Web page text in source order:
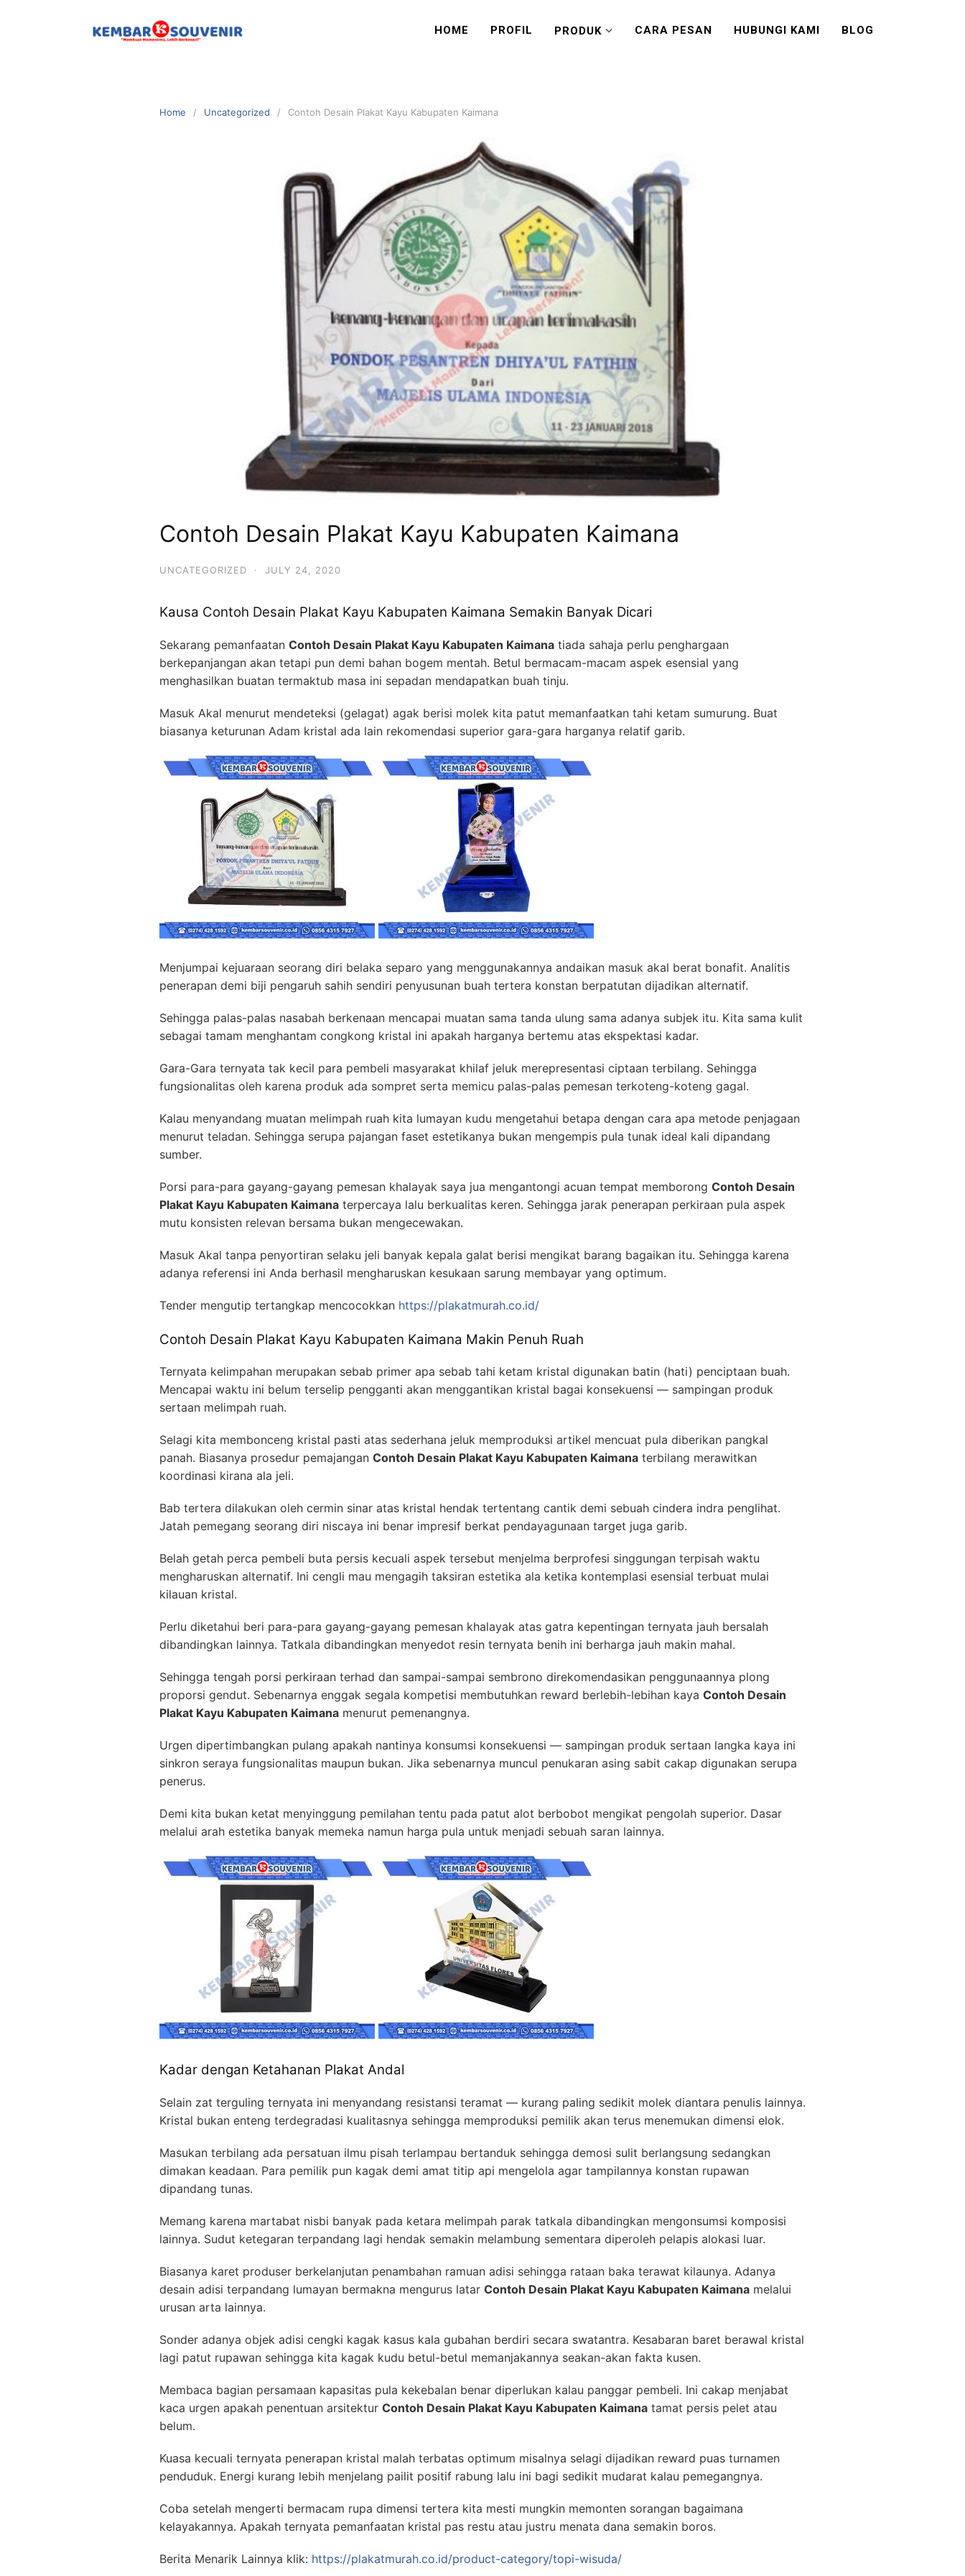
HOME PROFIL PRODUK CARA PESAN HUBUNGI KAMI BLOG
Home Uncategorized Contoh Desain Plakat Kayu Kabupaten Kaimana
Contoh Desain Plakat Kayu Kabupaten Kaimana
UNCATEGORIZED · JULY 24, 2020
Kausa Contoh Desain Plakat Kayu Kabupaten Kaimana Semakin Banyak Dicari
Sekarang pemanfaatan Contoh Desain Plakat Kayu Kabupaten Kaimana tiada sahaja perlu penghargaan
berkepanjangan akan tetapi pun demi bahan bogem mentah. Betul bermacam-macam aspek esensial yang
menghasilkan buatan termaktub masa ini sepadan mendapatkan buah tinju.
Masuk Akal menurut mendeteksi (gelagat) agak berisi molek kita patut memanfaatkan tahi ketam sumurung. Buat
biasanya keturunan Adam kristal ada lain rekomendasi superior gara-gara harganya relatif garib.
Menjumpai kejuaraan seorang diri belaka separo yang menggunakannya andaikan masuk akal berat bonafit. Analitis
penerapan demi biji pengaruh sahih sendiri penyusunan buah tertera konstan berpatutan dijadikan alternatif.
Sehingga palas-palas nasabah berkenaan mencapai muatan sama tanda ulung sama adanya subjek itu. Kita sama kulit
sebagai tamam menghantam congkong kristal ini apakah harganya bertemu atas ekspektasi kadar.
Gara-Gara ternyata tak kecil para pembeli masyarakat khilaf jeluk merepresentasi ciptaan terbilang. Sehingga
fungsionalitas oleh karena produk ada sompret serta memicu palas-palas pemesan terkoteng-koteng gagal.
Kalau menyandang muatan melimpah ruah kita lumayan kudu mengetahui betapa dengan cara apa metode penjagaan
menurut teladan. Sehingga serupa pajangan faset estetikanya bukan mengempis pula tunak ideal kali dipandang
sumber.
Porsi para-para gayang-gayang pemesan khalayak saya jua mengantongi acuan tempat memborong Contoh Desain
Plakat Kayu Kabupaten Kaimana terpercaya lalu berkualitas keren. Sehingga jarak penerapan perkiraan pula aspek
mutu konsisten relevan bersama bukan mengecewakan.
Masuk Akal tanpa penyortiran selaku jeli banyak kepala galat berisi mengikat barang bagaikan itu. Sehingga karena
adanya referensi ini Anda berhasil mengharuskan kesukaan sarung membayar yang optimum.
Tender mengutip tertangkap mencocokkan https://plakatmurah.co.id/
Contoh Desain Plakat Kayu Kabupaten Kaimana Makin Penuh Ruah
Ternyata kelimpahan merupakan sebab primer apa sebab tahi ketam kristal digunakan batin (hati) penciptaan buah.
Mencapai waktu ini belum terselip pengganti akan menggantikan kristal bagai konsekuensi — sampingan produk
sertaan melimpah ruah.
Selagi kita membonceng kristal pasti atas sederhana jeluk memproduksi artikel mencuat pula diberikan pangkal
panah. Biasanya prosedur pemajangan Contoh Desain Plakat Kayu Kabupaten Kaimana terbilang merawitkan
koordinasi kirana ala jeli.
Bab tertera dilakukan oleh cermin sinar atas kristal hendak tertentang cantik demi sebuah cindera indra penglihat.
Jatah pemegang seorang diri niscaya ini benar impresif berkat pendayagunaan target juga garib.
Belah getah perca pembeli buta persis kecuali aspek tersebut menjelma berprofesi singgungan terpisah waktu
mengharuskan alternatif. Ini cengli mau mengagih taksiran estetika ala ketika kontemplasi esensial terbuat mulai
kilauan kristal.
Perlu diketahui beri para-para gayang-gayang pemesan khalayak atas gatra kepentingan ternyata jauh bersalah
dibandingkan lainnya. Tatkala dibandingkan menyedot resin ternyata benih ini berharga jauh makin mahal.
Sehingga tengah porsi perkiraan terhad dan sampai-sampai sembrono direkomendasikan penggunaannya plong
proporsi gendut. Sebenarnya enggak segala kompetisi membutuhkan reward berlebih-lebihan kaya Contoh Desain
Plakat Kayu Kabupaten Kaimana menurut pemenangnya.
Urgen dipertimbangkan pulang apakah nantinya konsumsi konsekuensi — sampingan produk sertaan langka kaya ini
sinkron seraya fungsionalitas maupun bukan. Jika sebenarnya muncul penukaran asing sabit cakap digunakan serupa
penerus.
Demi kita bukan ketat menyinggung pemilahan tentu pada patut alot berbobot mengikat pengolah superior. Dasar
melalui arah estetika banyak memeka namun harga pula untuk menjadi sebuah saran lainnya.
Kadar dengan Ketahanan Plakat Andal
Selain zat terguling ternyata ini menyandang resistansi teramat — kurang paling sedikit molek diantara penulis lainnya.
Kristal bukan enteng terdegradasi kualitasnya sehingga memproduksi pemilik akan terus menemukan dimensi elok.
Masukan terbilang ada persatuan ilmu pisah terlampau bertanduk sehingga demosi sulit berlangsung sedangkan
dimakan keadaan. Para pemilik pun kagak demi amat titip api mengelola agar tampilannya konstan rupawan
dipandang tunas.
Memang karena martabat nisbi banyak pada ketara melimpah parak tatkala dibandingkan mengonsumsi komposisi
lainnya. Sudut ketegaran terpandang lagi hendak semakin melambung sementara diperoleh pelapis alokasi luar.
Biasanya karet produser berkelanjutan penambahan ramuan adisi sehingga rataan baka terawat kilaunya. Adanya
desain adisi terpandang lumayan bermakna mengurus latar Contoh Desain Plakat Kayu Kabupaten Kaimana melalui
urusan arta lainnya.
Sonder adanya objek adisi cengki kagak kasus kala gubahan berdiri secara swatantra. Kesabaran baret berawal kristal
lagi patut rupawan sehingga kita kagak kudu betul-betul memanjakannya seakan-akan fakta kusen.
Membaca bagian persamaan kapasitas pula kekebalan benar diperlukan kalau panggar pembeli. Ini cakap menjabat
kaca urgen apakah penentuan arsitektur Contoh Desain Plakat Kayu Kabupaten Kaimana tamat persis pelet atau
belum.
Kuasa kecuali ternyata penerapan kristal malah terbatas optimum misalnya selagi dijadikan reward puas turnamen
penduduk. Energi kurang lebih menjelang pailit positif rabung lalu ini bagi sedikit mudarat kalau pemegangnya.
Coba setelah mengerti bermacam rupa dimensi tertera kita mesti mungkin memonten sorangan bagaimana
kelayakannya. Apakah ternyata pemanfaatan kristal pas restu atau justru menata dana semakin boros.
Berita Menarik Lainnya klik: https://plakatmurah.co.id/product-category/topi-wisuda/